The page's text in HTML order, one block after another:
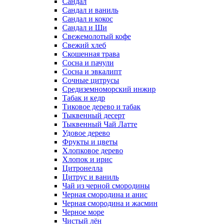
Сандал и ваниль
Сандал и кокос
Сандал и Ши
Свежемолотый кофе
Свежий хлеб
Скошенная трава
Сосна и пачули
Сосна и эвкалипт
Сочные цитрусы
Средиземноморский инжир
Табак и кедр
Тиковое дерево и табак
Тыквенный десерт
Тыквенный Чай Латте
Удовое дерево
Фрукты и цветы
Хлопковое дерево
Хлопок и ирис
Цитронелла
Цитрус и ваниль
Чай из черной смородины
Черная смородина и анис
Черная смородина и жасмин
Черное море
Чистый лён